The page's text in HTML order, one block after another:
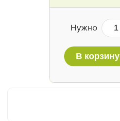
Нужно
В корзину